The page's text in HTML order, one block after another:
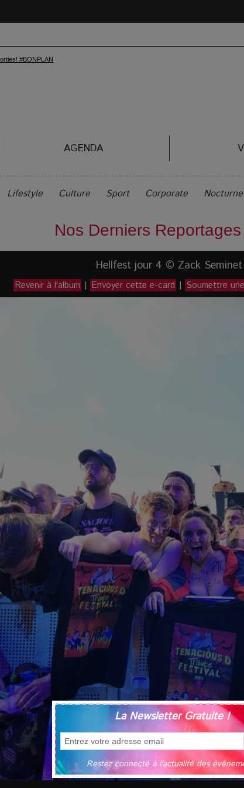
AGENDA
Lifestyle Culture Sport Corporate Nocturne
Nos Derniers
Hellfest jour 4 © Zack Seminet
Revenir à l'album | Envoyer cette e-card | Soumettre
La Newsletter Gratuite !
Restez connecté à l'actualité des